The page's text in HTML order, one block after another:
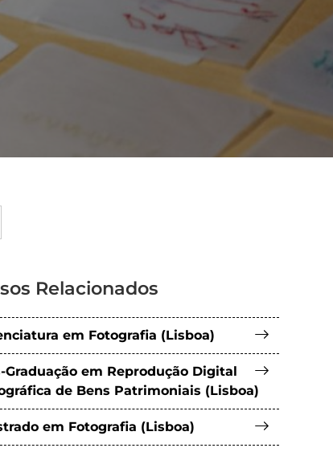
Relacionados
em Fotografia (Lisboa)
Graduação em Reprodução Digital
de Bens Patrimoniais (Lisboa)
em Fotografia (Lisboa)